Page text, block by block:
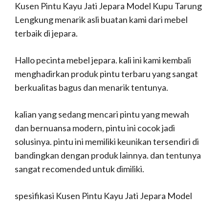
Kusen Pintu Kayu Jati Jepara Model Kupu Tarung
Lengkung menarik asli buatan kami dari mebel
terbaik di jepara.
Hallo pecinta mebel jepara. kali ini kami kembali
menghadirkan produk pintu terbaru yang sangat
berkualitas bagus dan menarik tentunya.
kalian yang sedang mencari pintu yang mewah
dan bernuansa modern, pintu ini cocok jadi
solusinya. pintu ini memiliki keunikan tersendiri di
bandingkan dengan produk lainnya. dan tentunya
sangat recomended untuk dimiliki.
spesifikasi Kusen Pintu Kayu Jati Jepara Model